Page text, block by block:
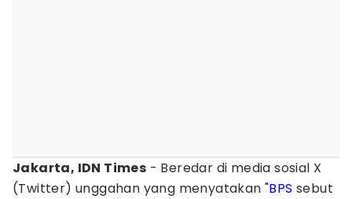
Jakarta, IDN Times - Beredar di media sosial X
(Twitter) unggahan yang menyatakan "BPS sebut